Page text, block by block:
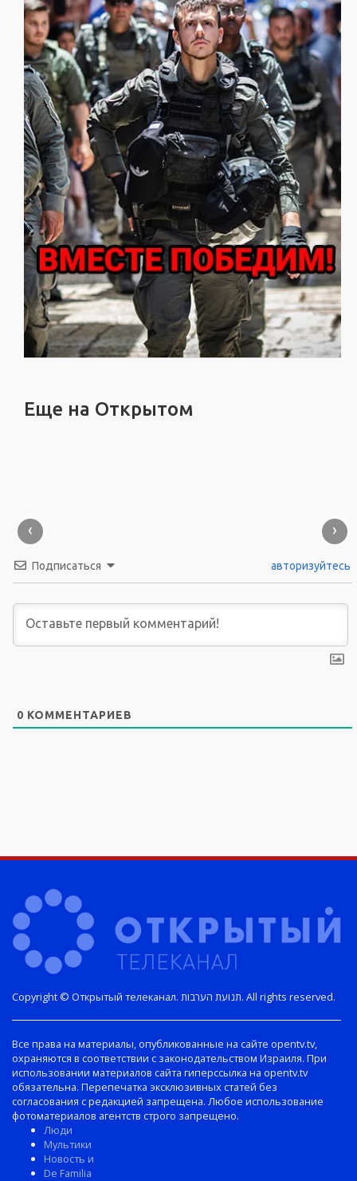
Еще на Открытом
‹ ›
Подписаться авторизуйтесь
0 КОММЕНТАРИЕВ
Copyright © Открытый телеканал. תנועת הערבות. All rights reserved.
Все права на материалы, опубликованные на сайте opentv.tv,
охраняются в соответствии с законодательством Израиля. При
использовании материалов сайта гиперссылка на opentv.tv
обязательна. Перепечатка эксклюзивных статей без
согласования с редакцией запрещена. Любое использование
фотоматериалов агентств строго запрещено.
Люди
Мультики
Новость и
De Familia